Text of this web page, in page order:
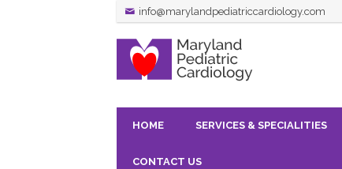
info@marylandpediatriccardiology.com
HOME SERVICES & SPECIALITIES
CONTACT US